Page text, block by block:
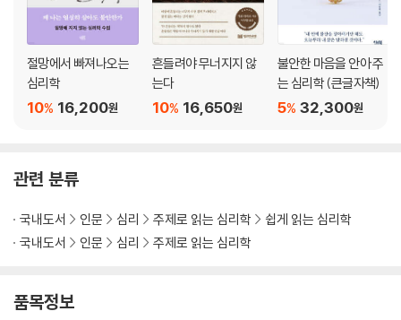
행복해지려면 감사함을 배우라 ＿ 91
마음의 평화는 사랑으로 완성된다 ＿ 93
소통이란 둘이 하나의 그림을 그리는 것이다 ＿95
3장 - 나를 긍정하면 무게감은 따라온다
사랑이라 쓰고 의심이라 읽는다＿104
당신이 특별하면 누구는 평범한가?＿108
나를 긍정하려면 나의 고유성을 인정하라＿111
칭찬하는 것은 나를 비추는 거울이다＿117
춤을 보려고 코끼리를 칭찬하지 말라＿120
절망에서 빠져나오는
심리학
16,200원
10%
흔들려야 무너지지 않
는다
16,650원
10%
불안한 마음을 안아 주
는 심리학 (큰글자책)
32,300원
5%
관련 분류
국내도서 인문 심리 주제로 읽는 심리학
쉽게 읽는 심리학
국내도서
인문 심리 주제로 읽는 심리학
품목정보